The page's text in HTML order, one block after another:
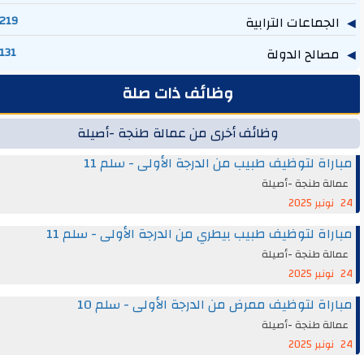
الجماعات الترابية
219
مصالح الدولة 131
وظائف ذات صلة
وظائف أخرى من عمالة طنجة -أصيلة
مباراة لتوظيف طبيب من الدرجة الأولى - سلم 11
عمالة طنجة -أصيلة
24 نونبر 2025
مباراة لتوظيف طبيب بيطري من الدرجة الأولى - سلم 11
عمالة طنجة -أصيلة
24 نونبر 2025
مباراة لتوظيف ممرض من الدرجة الأولى - سلم 10
عمالة طنجة -أصيلة
24 نونبر 2025